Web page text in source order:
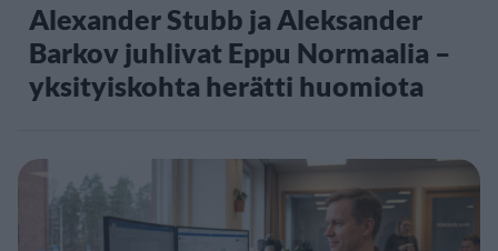
Alexander Stubb ja Aleksander
Barkov juhlivat Eppu Normaalia –
yksityiskohta herätti huomiota